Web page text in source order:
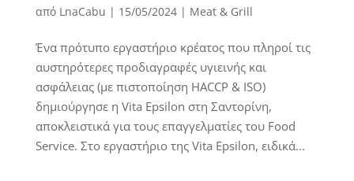
από LnaCabu | 15/05/2024| Meat & Grill
Ένα πρότυπο εργαστήριο κρέατος που πληροί τις
αυστηρότερες προδιαγραφές υγιεινής και
ασφάλειας (με πιστοποίηση HACCP & ISO)
δημιούργησε η Vita Epsilon στη Σαντορίνη,
αποκλειστικά για τους επαγγελματίες του Food
Service. Στο εργαστήριο της Vita Epsilon, ειδικά...